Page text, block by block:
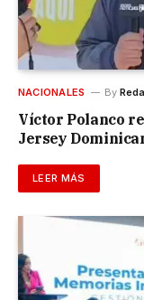
NACIONALES By
Víctor Polanco
Jersey
LEER MÁS